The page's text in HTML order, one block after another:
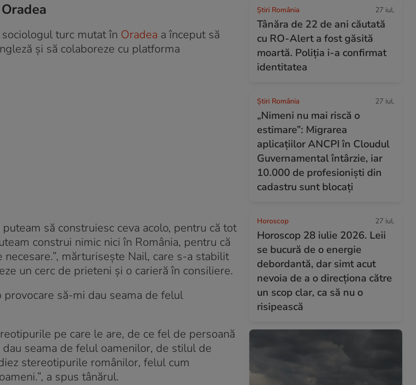
turc mutat în Oradea a început să
și să colaboreze cu platforma
să construiesc ceva acolo, pentru că tot
construi nimic nici în România, pentru că
mărturisește Nail, care s-a stabilit
un cerc de prieteni și o carieră în consiliere.
provocare să-mi dau seama de felul
pe care le are, de ce fel de persoană
seama de felul oamenilor, de stilul de
stereotipurile românilor, felul cum
a spus tânărul.
Știri România 27 iul.
Tânăra de 22 de ani căutată
cu RO-Alert a fost găsită
moartă. Poliția i-a confirmat
identitatea
Știri România 27 iul.
„Nimeni nu mai riscă o
estimare”: Migrarea
aplicațiilor ANCPI în Cloudul
Guvernamental întârzie, iar
10.000 de profesioniști din
cadastru sunt blocați
Horoscop 27 iul.
Horoscop 28 iulie 2026. Leii
se bucură de o energie
debordantă, dar simt acut
nevoia de a o direcționa către
un scop clar, ca să nu o
risipească